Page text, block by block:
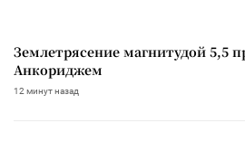
Землетрясение магнитудой 5,5
Анкориджем
12 минут назад